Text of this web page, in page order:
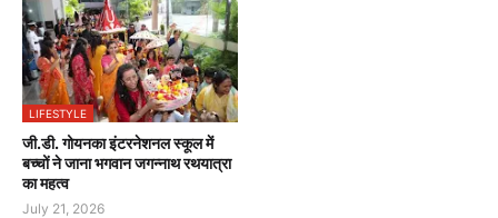
LIFESTYLE
जी.डी. गोयनका इंटरनेशनल स्कूल में
बच्चों ने जाना भगवान जगन्नाथ रथयात्रा
का महत्व
July 21, 2026